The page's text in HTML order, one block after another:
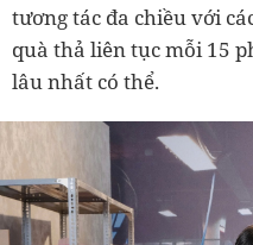
tương tác đa chiều với
quà thả liên tục mỗi 15
lâu nhất có thể.